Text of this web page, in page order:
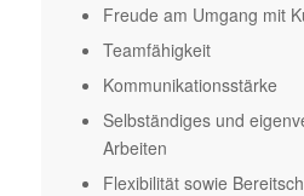
Freude am Umgang mit
Teamfähigkeit
Kommunikationsstärke
Selbständiges und
Arbeiten
Flexibilität sowie